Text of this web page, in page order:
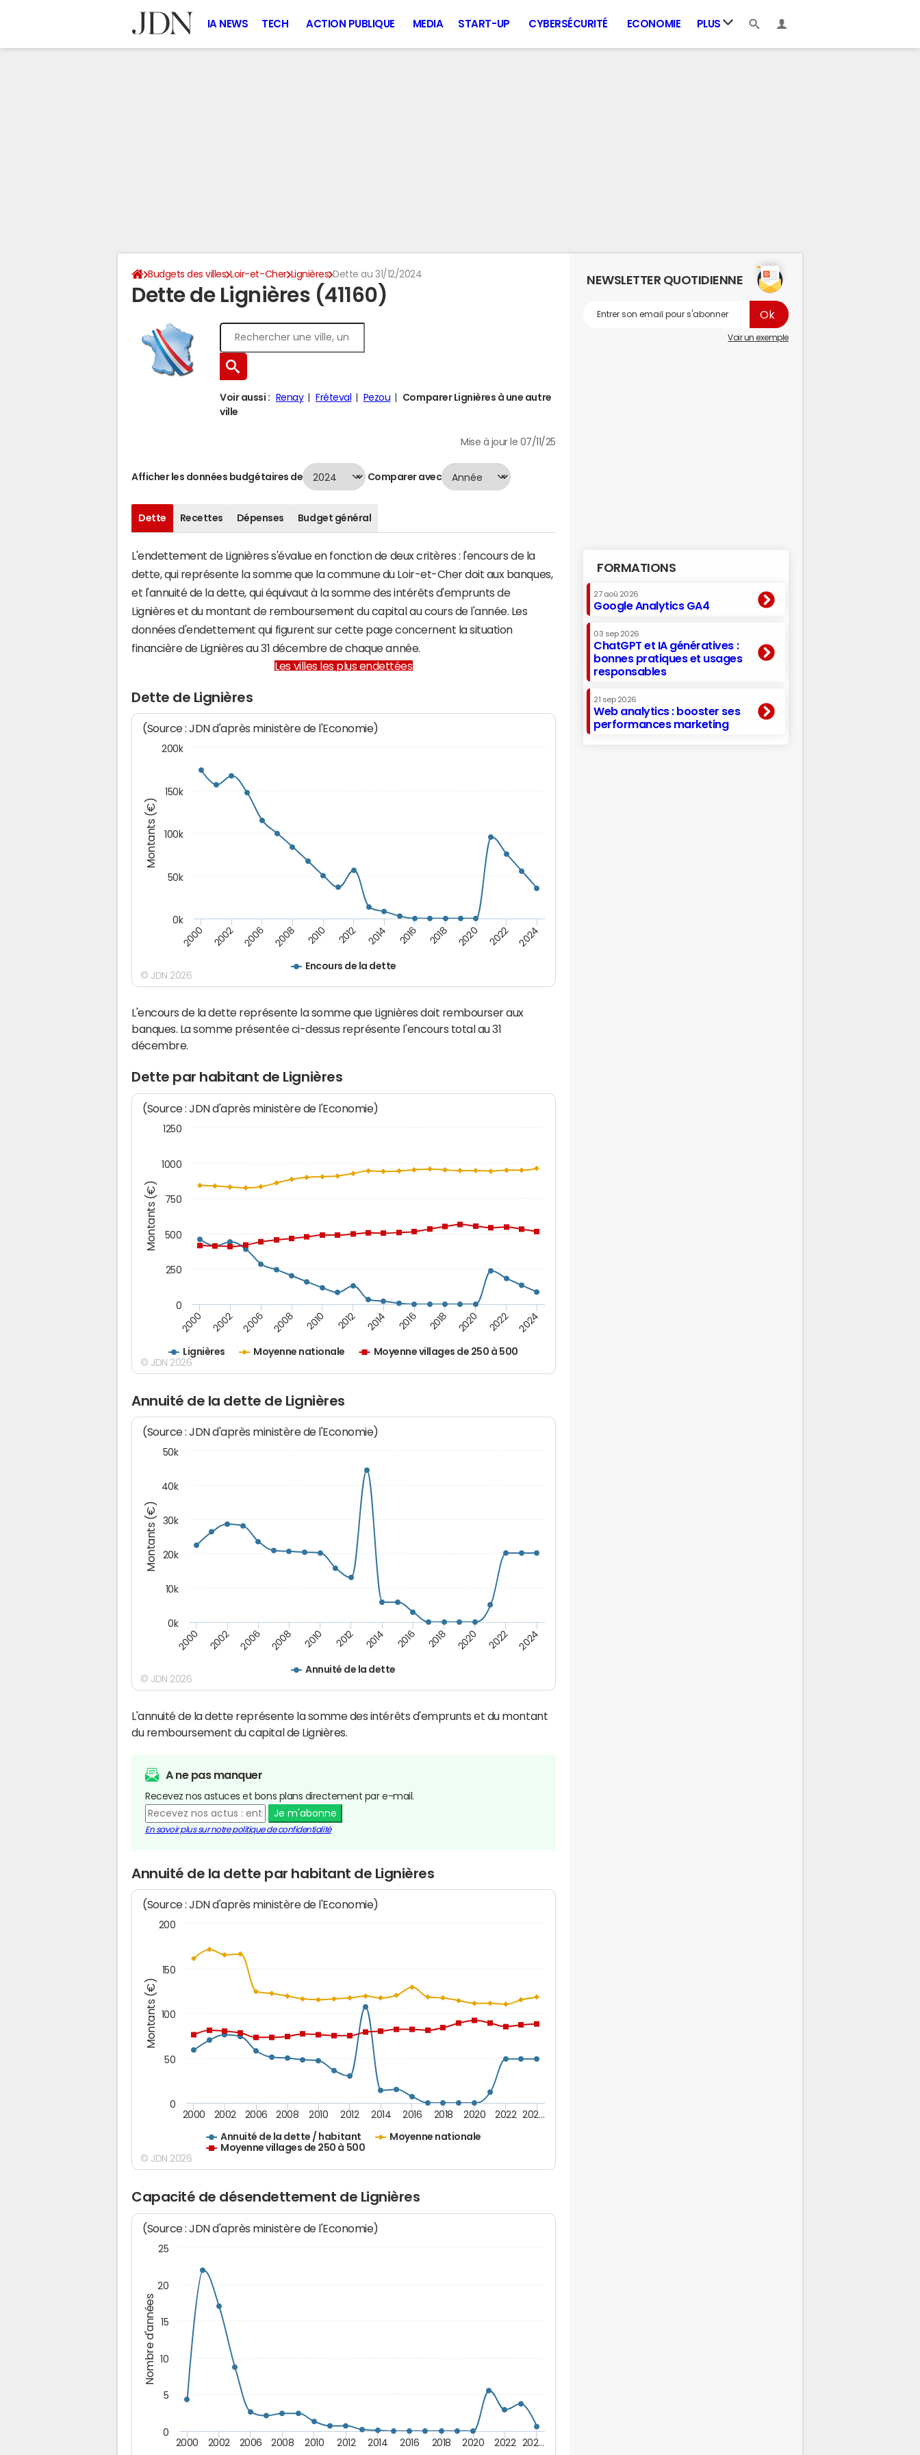
IA NEWS TECH ACTION PUBLIQUE MEDIA START-UP CYBERSÉCURITÉ ECONOMIE PLUS
Budgets des villes Loir-et-Cher Lignières Dette au 31/12/2024
Dette de Lignières (41160)
Voir aussi : Renay Fréteval Pezou
Comparer Lignières à une autre
ville
Mise à jour le 07/11/25
Afficher les données budgétaires de Comparer avec
Dette Recettes Dépenses Budget général
L'endettement de Lignières s'évalue en fonction de deux critères : l'encours de la
dette, qui représente la somme que la commune du Loir-et-Cher doit aux banques,
et l'annuité de la dette, qui équivaut à la somme des intérêts d'emprunts de
Lignières et du montant de remboursement du capital au cours de l'année. Les
données d'endettement qui figurent sur cette page concernent la situation
financière de Lignières au 31 décembre de chaque année.
Les villes les plus endettées
Dette de Lignières
Montants (€)
(Source : JDN d'après ministère de l'Economie)
Encours de la dette
2000 2002 2006 2008 2010 2012 2014 2016 2018 2020 2022 2024
0k
50k
100k
150k
200k
© JDN 2026
L'encours de la dette représente la somme que Lignières doit rembourser aux
banques. La somme présentée ci-dessus représente l'encours total au 31
décembre.
Dette par habitant de Lignières
Montants (€)
(Source : JDN d'après ministère de l'Economie)
Lignières Moyenne nationale Moyenne villages de 250 à 500
2000 2002 2006 2008 2010 2012 2014 2016 2018 2020 2022 2024
0
250
500
750
1000
1250
© JDN 2026
Annuité de la dette de Lignières
Montants (€)
(Source : JDN d'après ministère de l'Economie)
Annuité de la dette
2000 2002 2006 2008 2010 2012 2014 2016 2018 2020 2022 2024
0k
10k
20k
30k
40k
50k
© JDN 2026
L'annuité de la dette représente la somme des intérêts d'emprunts et du montant
du remboursement du capital de Lignières.
A ne pas manquer
Recevez nos astuces et bons plans directement par e-mail.
Je m'abonne
En savoir plus sur notre politique de confidentialité
Annuité de la dette par habitant de Lignières
Montants (€)
(Source : JDN d'après ministère de l'Economie)
Annuité de la dette / habitant
Moyenne nationale
Moyenne villages de 250 à 500
2000 2002 2006 2008 2010 2012 2014 2016 2018 2020 2022 202…
0
50
100
150
200
© JDN 2026
Capacité de désendettement de Lignières
Nombre d'années
(Source : JDN d'après ministère de l'Economie)
2000 2002 2006 2008 2010 2012 2014 2016 2018 2020 2022 202…
0
5
10
15
20
25
NEWSLETTER QUOTIDIENNE
Voir un exemple
FORMATIONS
27 aoû 2026
Google Analytics GA4
03 sep 2026
ChatGPT et IA génératives :
bonnes pratiques et usages
responsables
21 sep 2026
Web analytics : booster ses
performances marketing